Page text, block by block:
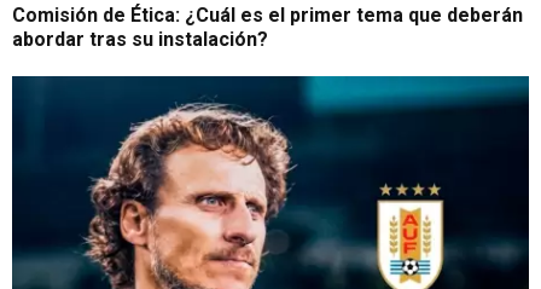
Comisión de Ética: ¿Cuál es el primer tema que deberán
abordar tras su instalación?